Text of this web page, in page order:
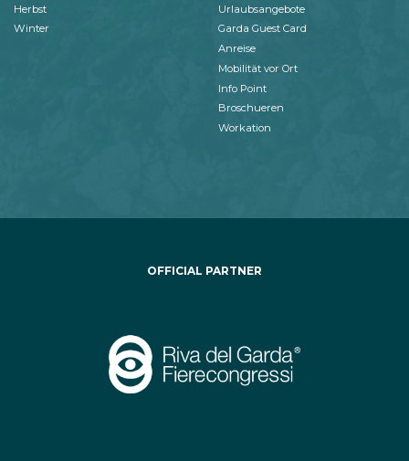
Herbst
Winter
Urlaubsangebote
Garda Guest Card
Anreise
Mobilität vor Ort
Info Point
Broschueren
Workation
OFFICIAL PARTNER